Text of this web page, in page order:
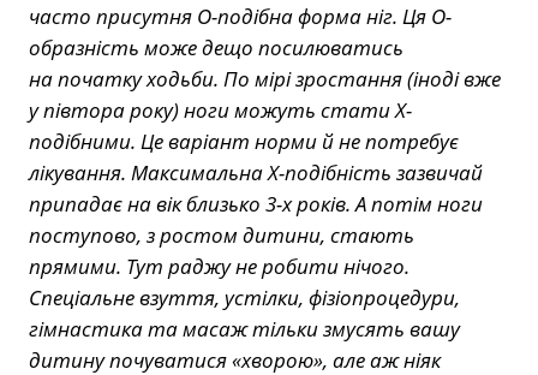
часто присутня О-подібна форма ніг. Ця О-
образність може дещо посилюватись
на початку ходьби. По мірі зростання (іноді вже
у півтора року) ноги можуть стати Х-
подібними. Це варіант норми й не потребує
лікування. Максимальна Х-подібність зазвичай
припадає на вік близько 3-х років. А потім ноги
поступово, з ростом дитини, стають
прямими. Тут раджу не робити нічого.
Спеціальне взуття, устілки, фізіопроцедури,
гімнастика та масаж тільки змусять вашу
дитину почуватися «хворою», але аж ніяк